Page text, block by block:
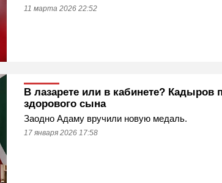
11 марта 2026 22:52
В лазарете или в кабинете? Кадыров
здорового сына
Заодно Адаму вручили новую медаль.
17 января 2026 17:58